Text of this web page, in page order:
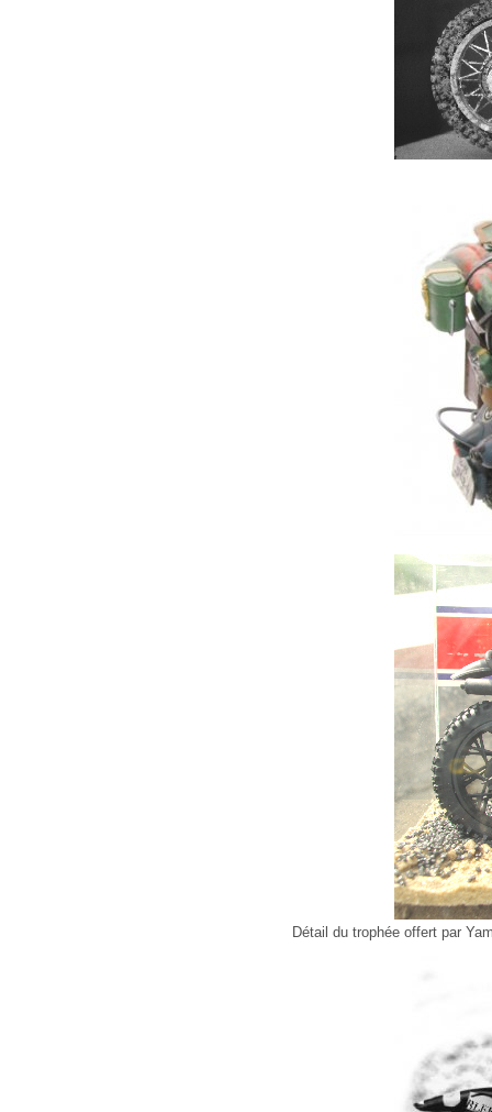
Détail du trophée offert par